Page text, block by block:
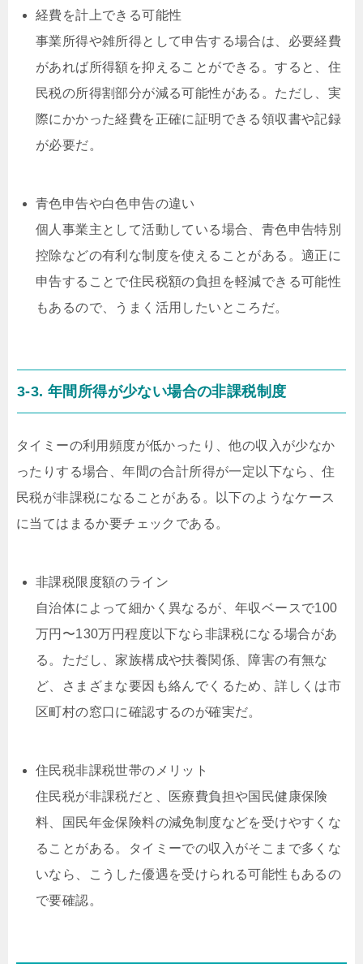
経費を計上できる可能性
事業所得や雑所得として申告する場合は、必要経費
があれば所得額を抑えることができる。すると、住
民税の所得割部分が減る可能性がある。ただし、実
際にかかった経費を正確に証明できる領収書や記録
が必要だ。
青色申告や白色申告の違い
個人事業主として活動している場合、青色申告特別
控除などの有利な制度を使えることがある。適正に
申告することで住民税額の負担を軽減できる可能性
もあるので、うまく活用したいところだ。
3-3. 年間所得が少ない場合の非課税制度
タイミーの利用頻度が低かったり、他の収入が少なか
ったりする場合、年間の合計所得が一定以下なら、住
民税が非課税になることがある。以下のようなケース
に当てはまるか要チェックである。
非課税限度額のライン
自治体によって細かく異なるが、年収ベースで100
万円〜130万円程度以下なら非課税になる場合があ
る。ただし、家族構成や扶養関係、障害の有無な
ど、さまざまな要因も絡んでくるため、詳しくは市
区町村の窓口に確認するのが確実だ。
住民税非課税世帯のメリット
住民税が非課税だと、医療費負担や国民健康保険
料、国民年金保険料の減免制度などを受けやすくな
ることがある。タイミーでの収入がそこまで多くな
いなら、こうした優遇を受けられる可能性もあるの
で要確認。